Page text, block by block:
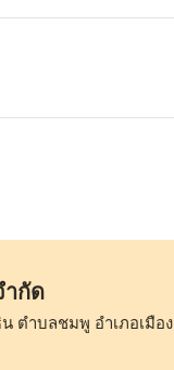
กัด
ตำบลชมพู อำเภอเมือง